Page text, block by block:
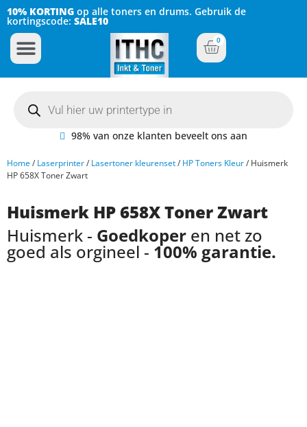
10% KORTING op alle toners en drums. Gebruik de
kortingscode: SALE10
0
98% van onze klanten beveelt ons aan
Home/ Laserprinter/ Lasertoner kleurenset/ HP Toners Kleur/ Huismerk
HP 658X Toner Zwart
Huismerk HP 658X Toner Zwart
Huismerk - Goedkoper en net zo
goed als orgineel - 100% garantie.